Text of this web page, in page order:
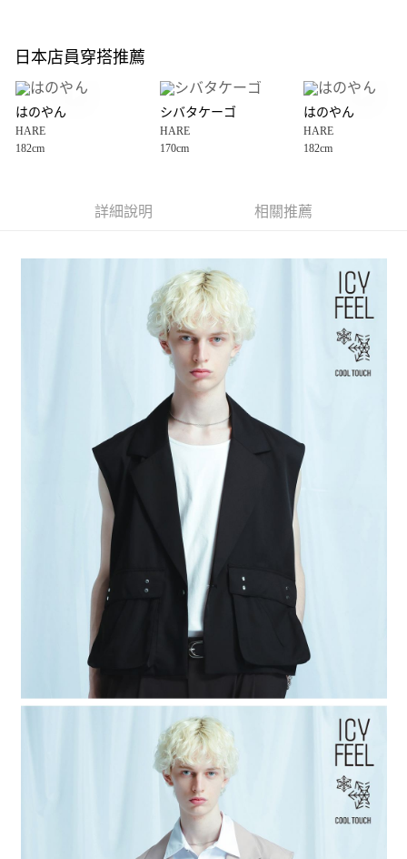
全盈+PAY
大哥付你分期
【大哥付你分期使用說明】
1.本服務由台灣大哥大提供，台灣大哥大用戶可立即使用無須另外申請。
2.付款方式選擇「大哥付你分期」，訂單成立後會自動跳轉到大哥付的交易
3.實際核准額度、可分期數及費用金額請依後續交易確認頁面所載為準。
4.訂單成立30分鐘內，如未前往確認交易或遇審核未通過，訂單將自動取
1.分期款項不併入電信帳單，「大哥付你分期」於每月結算日後寄送繳費提
2.透過簡訊連結打開帳單後，可選擇「超商條碼／台灣大直營門市／銀行轉
帳／街口支付／iPASS MONEY」等通路繳費。
1.本服務係由「台灣大哥大股份有限公司」（以下簡稱本公司）所提供，讓
用戶於交易時，得透過本服務購買商品或服務，並由商店將買賣／分期付款
買賣價金債權讓與本公司後，依約使用本公司帳單繳交帳款。
2.基於同意付款使用「大哥付你分期」之契約關係目的，商店將以您的個人
資料（包含姓名、電話或地址）提供予台灣大哥大進項蒐集、處理及利用，
由本公司與您本人進行分期帳單所需資料之確認、核對及更正。
3.完整用戶服務條款，請詳閱以下連結：
https://oppay.tw/userRule
AFTEE先享後付
３．安心：先確認商品／服務後，再付款。
【「AFTEE先享後付」結帳流程】
１．於結帳方式選擇「AFTEE先享後付」後，將跳轉至「AFTEE先享後付」
結帳頁面，進行簡訊認證並確認金額後，即可完成結帳。
２．訂單成立數日內，您將收到繳費通知簡訊。
３．收到繳費通知簡訊後14天內，點擊此簡訊中的連結，可透過四大超商／
ATM／網路銀行／等多元方式進行付款，方視為交易完成。
※ 請注意：結帳手續完成當下不需立刻繳費，但若您需要取消訂單，請聯絡
購買商品的店家。未經商家同意取消之訂單仍視為有效，需透過AFTEE先享
※ 交易是否成功請以「AFTEE先享後付 」之結帳頁面顯示為準，若有關於
是否繳費成功／繳費後需取消欲退款等相關疑問，請聯繫「AFTEE先享後付
https://netprotections.freshdesk.com/support/home
１．透過由恩沛科技股份有限公司提供之「AFTEE先享後付」服務完成之交
易，需依本服務之必要範圍內提供個人資料，並將交易相關給付款項請求債
權轉讓予恩沛科技股份有限公司。
２．關於個人資料處理事宜，請瀏覽以下網址：
https://aftee.tw/terms/#terms3
３．未成年的使用者請事先徵得法定代理人或監護人之同意方可使用
「AFTEE先享後付」，若未經同意申辦者引起之損失，本公司不負相關責
４．使用「AFTEE先享後付」時，將依據個別帳號之用戶狀況，依本公司即
時審查核予不同之上限額度；若仍有額度不足之情形，本公司將視審查結果
請求用戶進行身份認證。
５．嚴禁一人註冊多個帳號或使用他人資訊註冊。若發現惡意使用之情形，
恩沛科技股份有限公司將有權停止該用戶之使用額度並採取法律行動。
每筆NT$80，滿NT$888(含以上)免運費
每筆NT$80，滿NT$888(含以上)免運費
每筆NT$80，滿NT$1,500(含以上)免運費
每筆NT$80，滿NT$1,500(含以上)免運費
每筆NT$80，滿NT$1,500(含以上)免運費
日本店員穿搭推薦
はのやん
HARE
182cm
シバタケーゴ
HARE
170cm
はのやん
HARE
182cm
詳細說明 相關推薦